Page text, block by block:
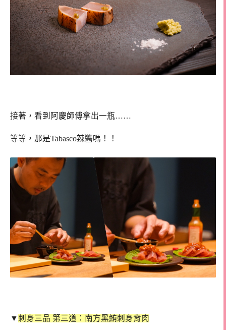
接著，看到阿慶師傅拿出一瓶……
等等，那是Tabasco辣醬嗎！！
▼刺身三品 第三道：南方黑鮪刺身背肉